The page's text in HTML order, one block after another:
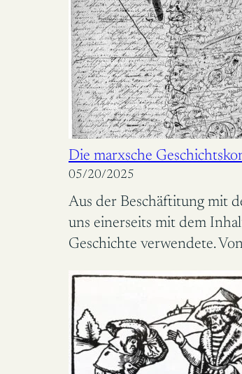
Die marxsche
05/20/2025
Aus der Beschäftitung mit
uns einerseits mit dem
Geschichte verwendete.